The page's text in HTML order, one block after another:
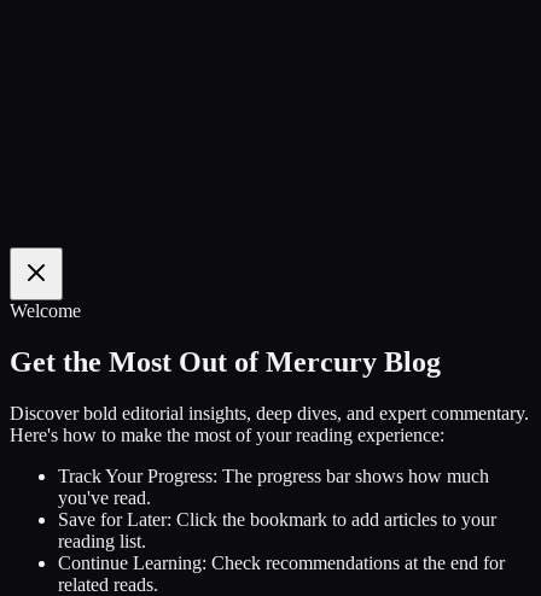
100 %
Welcome
Get the Most Out of Mercury Blog
Discover bold editorial insights, deep dives, and expert commentary.
Here's how to make the most of your reading experience:
Track Your Progress: The progress bar shows how much
you've read.
Save for Later: Click the bookmark to add articles to your
reading list.
Continue Learning: Check recommendations at the end for
related reads.